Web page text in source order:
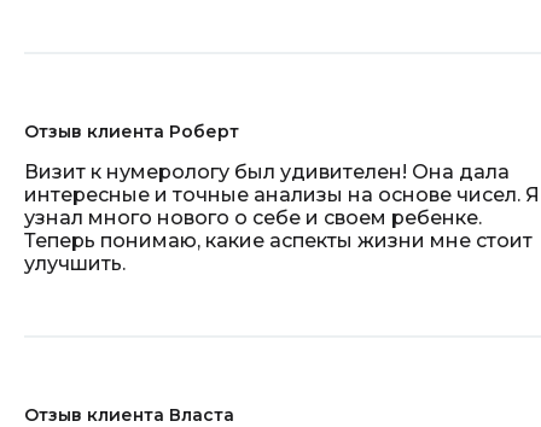
Отзыв клиента Роберт
Визит к нумерологу был удивителен! Она дала
интересные и точные анализы на основе чисел. Я
узнал много нового о себе и своем ребенке.
Теперь понимаю, какие аспекты жизни мне стоит
улучшить.
Отзыв клиента Власта